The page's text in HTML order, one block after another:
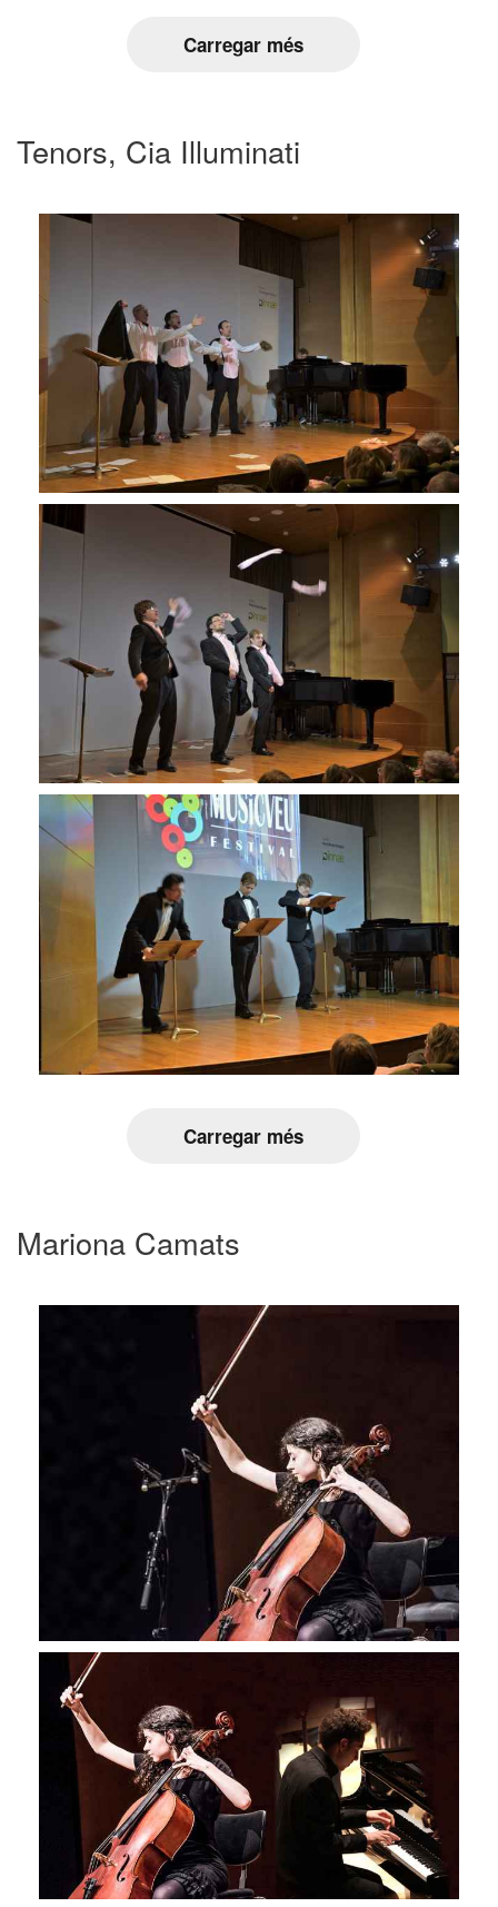
Carregar més
Tenors, Cia Illuminati
Carregar més
Mariona Camats